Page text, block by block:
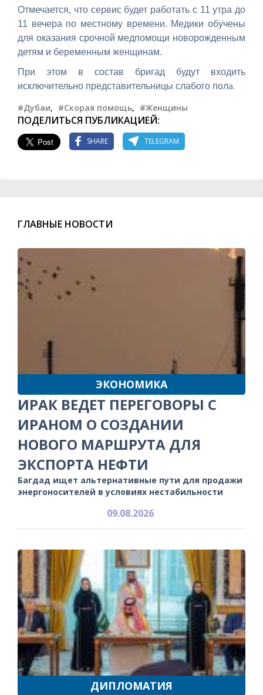
Отмечается, что сервис будет работать с 11 утра до
11 вечера по местному времени. Медики обучены
для оказания срочной медпомощи новорожденным
детям и беременным женщинам.
При этом в состав бригад будут входить
исключительно представительницы слабого пола.
#Дубаи, #Скорая помощь, #Женщины
ПОДЕЛИТЬСЯ ПУБЛИКАЦИЕЙ:
SHARE TELEGRAM
ГЛАВНЫЕ НОВОСТИ
ЭКОНОМИКА
ИРАК ВЕДЕТ ПЕРЕГОВОРЫ С
ИРАНОМ О СОЗДАНИИ
НОВОГО МАРШРУТА ДЛЯ
ЭКСПОРТА НЕФТИ
Багдад ищет альтернативные пути для продажи
энергоносителей в условиях нестабильности
09.08.2026
ДИПЛОМАТИЯ